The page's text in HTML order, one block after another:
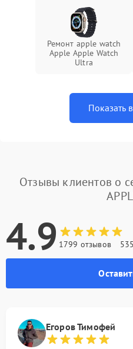
Ремонт apple watch
Apple Apple Watch
Ultra
Показать
Отзывы клиентов о
4.9 1799 отзывов
Егоров Тимофей